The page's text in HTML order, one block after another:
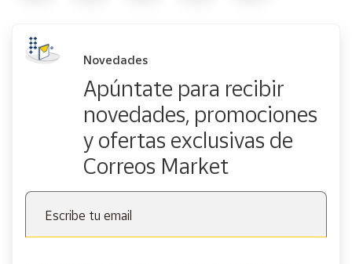
Novedades
Apúntate para recibir
novedades, promociones
y ofertas exclusivas de
Correos Market
Escribe tu email